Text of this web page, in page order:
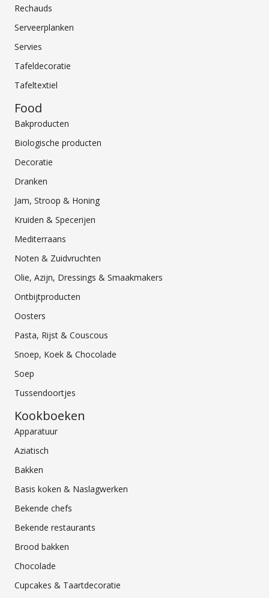
Rechauds
Serveerplanken
Servies
Tafeldecoratie
Tafeltextiel
Food
Bakproducten
Biologische producten
Decoratie
Dranken
Jam, Stroop & Honing
Kruiden & Specerijen
Mediterraans
Noten & Zuidvruchten
Olie, Azijn, Dressings & Smaakmakers
Ontbijtproducten
Oosters
Pasta, Rijst & Couscous
Snoep, Koek & Chocolade
Soep
Tussendoortjes
Kookboeken
Apparatuur
Aziatisch
Bakken
Basis koken & Naslagwerken
Bekende chefs
Bekende restaurants
Brood bakken
Chocolade
Cupcakes & Taartdecoratie